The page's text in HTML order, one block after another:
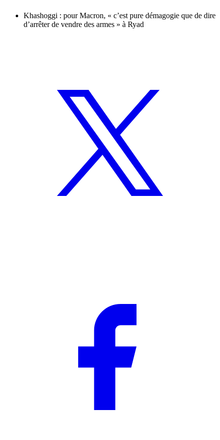
Khashoggi : pour Macron, « c’est pure démagogie que de dire
d’arrêter de vendre des armes » à Ryad